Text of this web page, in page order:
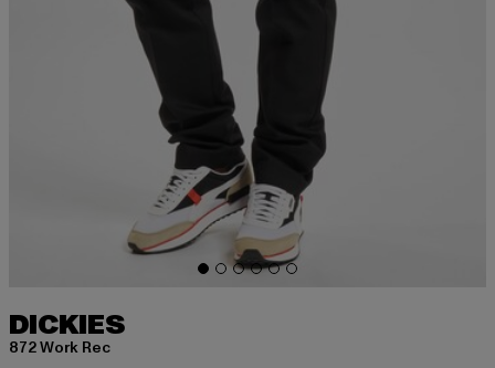
DICKIES
872 Work Rec